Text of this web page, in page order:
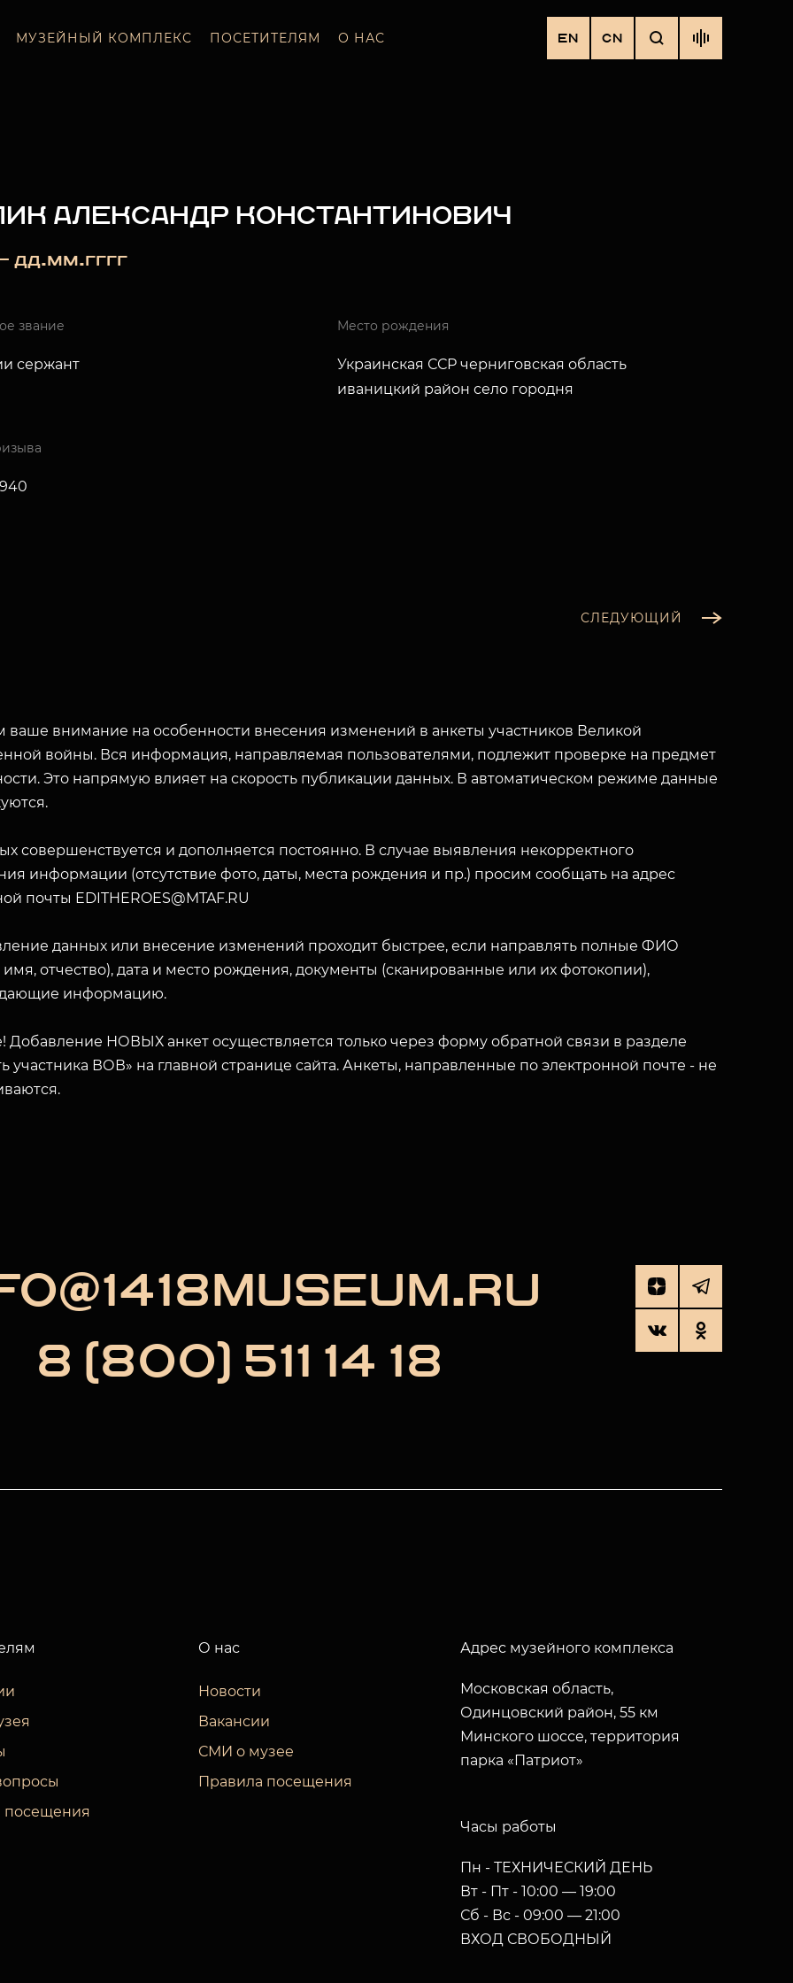
МУЗЕЙНЫЙ КОМПЛЕКС ПОСЕТИТЕЛЯМ О НАС EN CN
АЛЕКСАНДР КОНСТАНТИНОВИЧ
дд.мм.гггг
звание
сержант
Место рождения
Украинская ССР черниговская область
иваницкий район село городня
СЛЕДУЮЩИЙ
внимание на особенности внесения изменений в анкеты участников Великой
войны. Вся информация, направляемая пользователями, подлежит проверке на предмет
Это напрямую влияет на скорость публикации данных. В автоматическом режиме данные
совершенствуется и дополняется постоянно. В случае выявления некорректного
информации (отсутствие фото, даты, места рождения и пр.) просим сообщать на адрес
почты EDITHEROES@MTAF.RU
данных или внесение изменений проходит быстрее, если направлять полные ФИО
отчество), дата и место рождения, документы (сканированные или их фотокопии),
информацию.
Добавление НОВЫХ анкет осуществляется только через форму обратной связи в разделе
участника ВОВ» на главной странице сайта. Анкеты, направленные по электронной почте - не
8 (800) 511 14 18
посещения
О нас
Новости
Вакансии
СМИ о музее
Правила посещения
Адрес музейного комплекса
Московская область,
Одинцовский район, 55 км
Минского шоссе, территория
парка «Патриот»
Часы работы
Пн - ТЕХНИЧЕСКИЙ ДЕНЬ
Вт - Пт - 10:00 — 19:00
Сб - Вс - 09:00 — 21:00
ВХОД СВОБОДНЫЙ